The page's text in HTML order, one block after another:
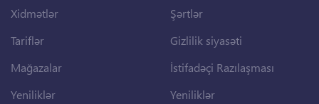
Xidmətlər
Tariflər
Mağazalar
Yeniliklər
Şərtlər
Gizlilik siyasəti
İstifadəçi Razılaşması
Yeniliklər